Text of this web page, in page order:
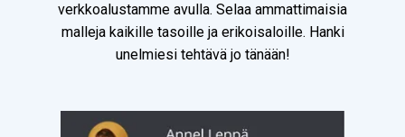
verkkoalustamme avulla. Selaa ammattimaisia
malleja kaikille tasoille ja erikoisaloille. Hanki
unelmiesi tehtävä jo tänään!